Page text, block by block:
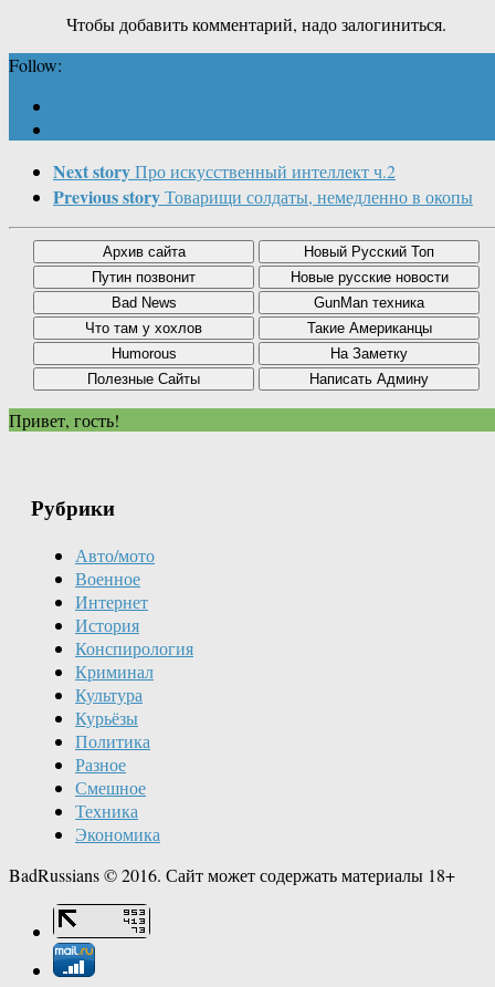
Чтобы добавить комментарий, надо залогиниться.
Follow:
Next storyПро искусственный интеллект ч.2
Previous storyТоварищи солдаты, немедленно в окопы
Привет, гость!
Рубрики
Авто/мото
Военное
Интернет
История
Конспирология
Криминал
Культура
Курьёзы
Политика
Разное
Смешное
Техника
Экономика
BadRussians © 2016. Сайт может содержать материалы 18+